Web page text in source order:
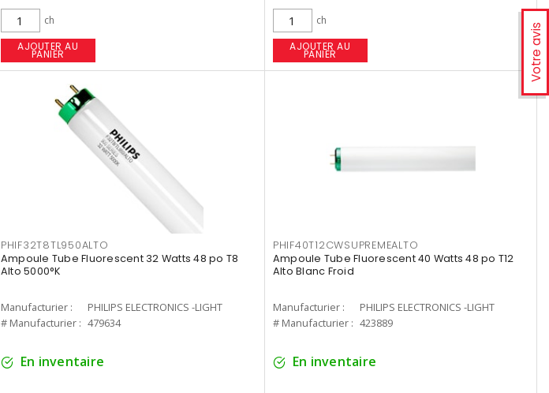
Votre avis
ch
AJOUTER AU
PANIER
ch
AJOUTER AU
PANIER
PHIF32T8TL950ALTO
Ampoule Tube Fluorescent 32 Watts 48 po T8
Alto 5000°K
Manufacturier :
PHILIPS ELECTRONICS -LIGHT
# Manufacturier : 479634
En inventaire
PHIF40T12CWSUPREMEALTO
Ampoule Tube Fluorescent 40 Watts 48 po T12
Alto Blanc Froid
Manufacturier :
PHILIPS ELECTRONICS -LIGHT
# Manufacturier : 423889
En inventaire